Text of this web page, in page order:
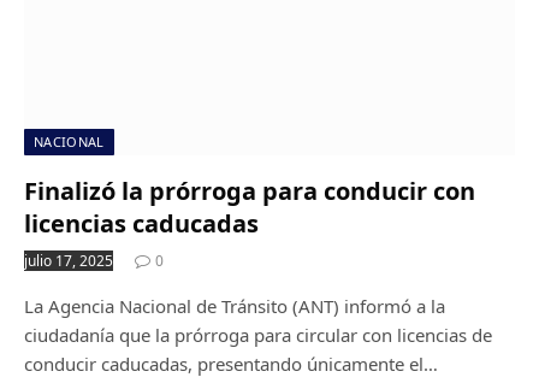
NACIONAL
Finalizó la prórroga para conducir con
licencias caducadas
julio 17, 2025 0
La Agencia Nacional de Tránsito (ANT) informó a la
ciudadanía que la prórroga para circular con licencias de
conducir caducadas, presentando únicamente el…